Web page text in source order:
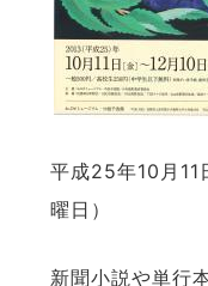
平成25年10月11
曜日）
新聞小説や単行